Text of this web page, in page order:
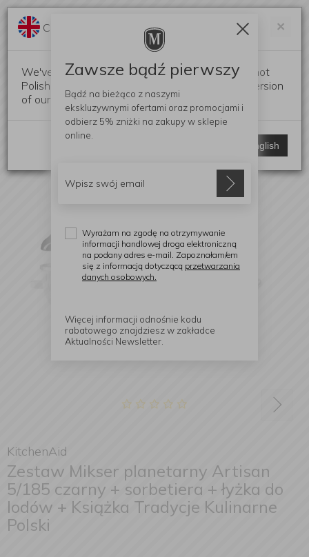
KitchenAid
Zestaw Mikser planetarny Artisan
5/185 czarny + sorbetiera + łyżka do
lodów + Książka Tradycje Kulinarne
Polski
×
Change language?
We've detected that your browser language is not
Polish. Would you like to switch to the English version
of our website?
Switch to English
Zawsze bądź pierwszy
Bądź na bieżąco z naszymi
ekskluzywnymi ofertami oraz promocjami i
odbierz 5% zniżki na zakupy w sklepie
online.
Wyrażam na zgodę na otrzymywanie
informacji handlowej droga elektroniczną
na podany adres e-mail. Zapoznałam/em
się z informacją dotyczącą przetwarzania
danych osobowych.
Więcej informacji odnośnie kodu
rabatowego znajdziesz w zakładce
Aktualności Newsletter.